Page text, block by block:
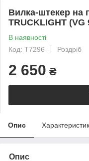
Вилка-штекер на
TRUCKLIGHT (VG
В наявності
Код: T7296
Роздріб
2 650 ₴
Опис
Опис